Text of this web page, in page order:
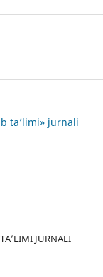
ta’limi» jurnali
JURNALI